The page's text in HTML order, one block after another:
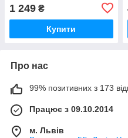
кільцевих ламп, моніторів
1 249 ₴
Купити
Про нас
99% позитивних з 173
Працює з 09.10.2014
м. Львів